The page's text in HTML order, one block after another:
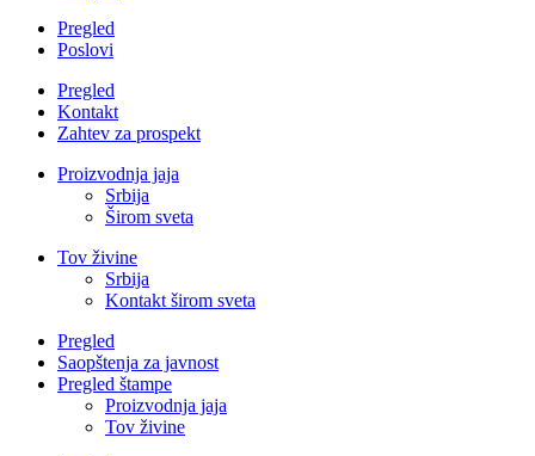
Pregled
Poslovi
Pregled
Kontakt
Zahtev za prospekt
Proizvodnja jaja
Srbija
Širom sveta
Tov živine
Srbija
Kontakt širom sveta
Pregled
Saopštenja za javnost
Pregled štampe
Proizvodnja jaja
Tov živine